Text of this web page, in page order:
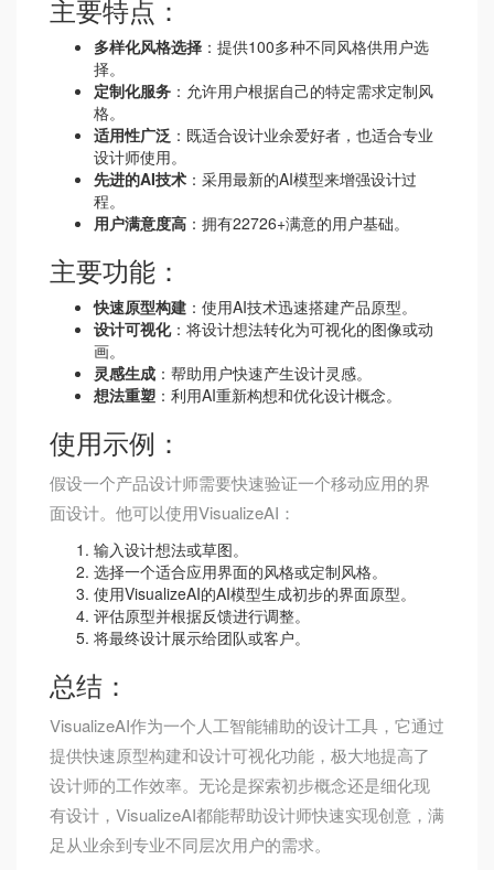
主要特点：
多样化风格选择 ：提供100多种不同风格供用户选
择。
定制化服务 ：允许用户根据自己的特定需求定制风
格。
适用性广泛 ：既适合设计业余爱好者，也适合专业
设计师使用。
先进的AI技术 ：采用最新的AI模型来增强设计过
程。
用户满意度高 ：拥有22726+满意的用户基础。
主要功能：
快速原型构建 ：使用AI技术迅速搭建产品原型。
设计可视化：将设计想法转化为可视化的图像或动
画。
灵感生成 ：帮助用户快速产生设计灵感。
想法重塑 ：利用AI重新构想和优化设计概念。
使用示例：
假设一个产品设计师需要快速验证一个移动应用的界
面设计。他可以使用VisualizeAI：
输入设计想法或草图。
选择一个适合应用界面的风格或定制风格。
使用VisualizeAI的AI模型生成初步的界面原型。
评估原型并根据反馈进行调整。
将最终设计展示给团队或客户。
总结：
VisualizeAI作为一个人工智能辅助的设计工具，它通过
提供快速原型构建和设计可视化功能，极大地提高了
设计师的工作效率。无论是探索初步概念还是细化现
有设计，VisualizeAI都能帮助设计师快速实现创意，满
足从业余到专业不同层次用户的需求。